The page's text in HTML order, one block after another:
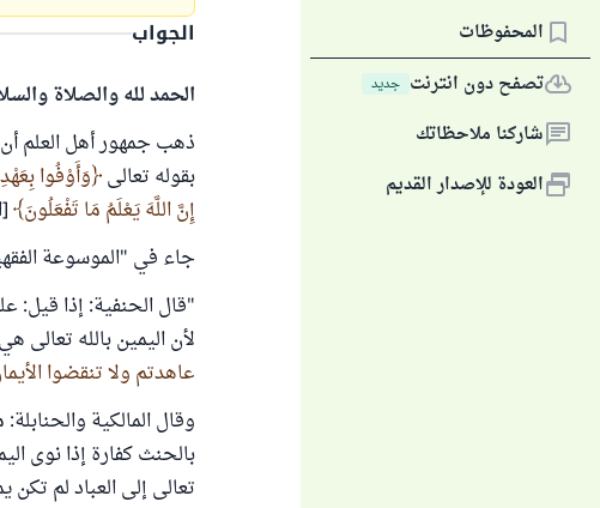
المحفوظات
تصفح دون انترنت جديد
شاركنا ملاحظاتك
العودة للإصدار القديم
الجواب
الحمد لله والصلاة
ذهب جمهور أهل العلم أن
بقوله تعالى وَأَوْفُوا
إِنَّ اللَّهَ يَعْلَمُ مَا تَفْعَلُونَ
جاء في "الموسوعة الفقهية
"قال الحنفية: إذا قيل:
لأن اليمين بالله
عاهدتم ولا تنقضوا
وقال المالكية
بالحنث كفارة إذا نوى
تعالى إلى العباد لم تكن